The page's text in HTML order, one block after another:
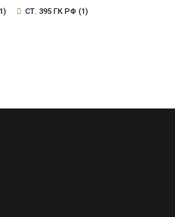
СТ. 395 ГК РФ (1)